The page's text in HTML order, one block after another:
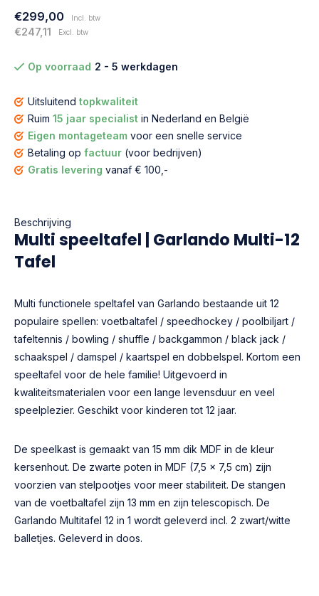
€299,00 Incl. btw
€247,11 Excl. btw
Op voorraad 2 - 5 werkdagen
Uitsluitend topkwaliteit
Ruim 15 jaar specialist in Nederland en België
Eigen montageteam voor een snelle service
Betaling op factuur (voor bedrijven)
Gratis levering vanaf € 100,-
Beschrijving
Multi speeltafel | Garlando Multi-12
Tafel
Multi functionele speltafel van Garlando bestaande uit 12
populaire spellen: voetbaltafel / speedhockey / poolbiljart /
tafeltennis / bowling / shuffle / backgammon / black jack /
schaakspel / damspel / kaartspel en dobbelspel. Kortom een
speeltafel voor de hele familie! Uitgevoerd in
kwaliteitsmaterialen voor een lange levensduur en veel
speelplezier. Geschikt voor kinderen tot 12 jaar.
De speelkast is gemaakt van 15 mm dik MDF in de kleur
kersenhout. De zwarte poten in MDF (7,5 x 7,5 cm) zijn
voorzien van stelpootjes voor meer stabiliteit. De stangen
van de voetbaltafel zijn 13 mm en zijn telescopisch. De
Garlando Multitafel 12 in 1 wordt geleverd incl. 2 zwart/witte
balletjes. Geleverd in doos.